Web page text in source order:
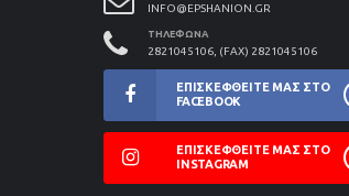
INFO@EPSHANION.GR
ΤΗΛΈΦΩΝΑ
2821045106, (FAX) 2821045106
ΕΠΙΣΚΕΦΘΕΊΤΕ ΜΑΣ ΣΤΟ
FACEBOOK
ΕΠΙΣΚΕΦΘΕΊΤΕ ΜΑΣ ΣΤΟ
INSTAGRAM